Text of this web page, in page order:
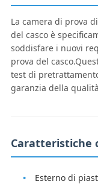
La camera di prova
del casco è
soddisfare i nuovi
prova del
test di
garanzia della
Caratteristiche
Esterno di